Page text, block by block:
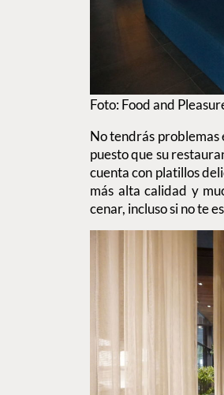
Foto: Food and
No tendrás problemas
puesto que su
cuenta con platillos
más alta calidad y
cenar, incluso si no te